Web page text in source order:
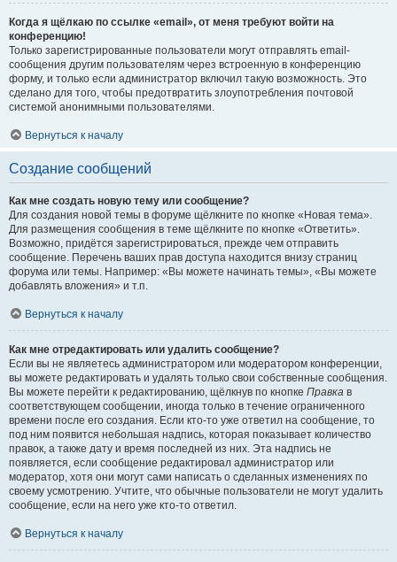
Когда я щёлкаю по ссылке «email», от меня требуют войти на
конференцию!
Только зарегистрированные пользователи могут отправлять email-
сообщения другим пользователям через встроенную в конференцию
форму, и только если администратор включил такую возможность. Это
сделано для того, чтобы предотвратить злоупотребления почтовой
системой анонимными пользователями.
Вернуться к началу
Создание сообщений
Как мне создать новую тему или сообщение?
Для создания новой темы в форуме щёлкните по кнопке «Новая тема».
Для размещения сообщения в теме щёлкните по кнопке «Ответить».
Возможно, придётся зарегистрироваться, прежде чем отправить
сообщение. Перечень ваших прав доступа находится внизу страниц
форума или темы. Например: «Вы можете начинать темы», «Вы можете
добавлять вложения» и т.п.
Вернуться к началу
Как мне отредактировать или удалить сообщение?
Если вы не являетесь администратором или модератором конференции,
вы можете редактировать и удалять только свои собственные сообщения.
Вы можете перейти к редактированию, щёлкнув по кнопке Правка в
соответствующем сообщении, иногда только в течение ограниченного
времени после его создания. Если кто-то уже ответил на сообщение, то
под ним появится небольшая надпись, которая показывает количество
правок, а также дату и время последней из них. Эта надпись не
появляется, если сообщение редактировал администратор или
модератор, хотя они могут сами написать о сделанных изменениях по
своему усмотрению. Учтите, что обычные пользователи не могут удалить
сообщение, если на него уже кто-то ответил.
Вернуться к началу